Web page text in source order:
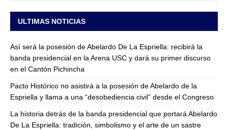
ULTIMAS NOTICIAS
Así será la posesión de Abelardo De La Espriella: recibirá la
banda presidencial en la Arena USC y dará su primer discurso
en el Cantón Pichincha
Pacto Histórico no asistirá a la posesión de Abelardo de la
Espriella y llama a una “desobediencia civil” desde el Congreso
La historia detrás de la banda presidencial que portará Abelardo
De La Espriella: tradición, simbolismo y el arte de un sastre